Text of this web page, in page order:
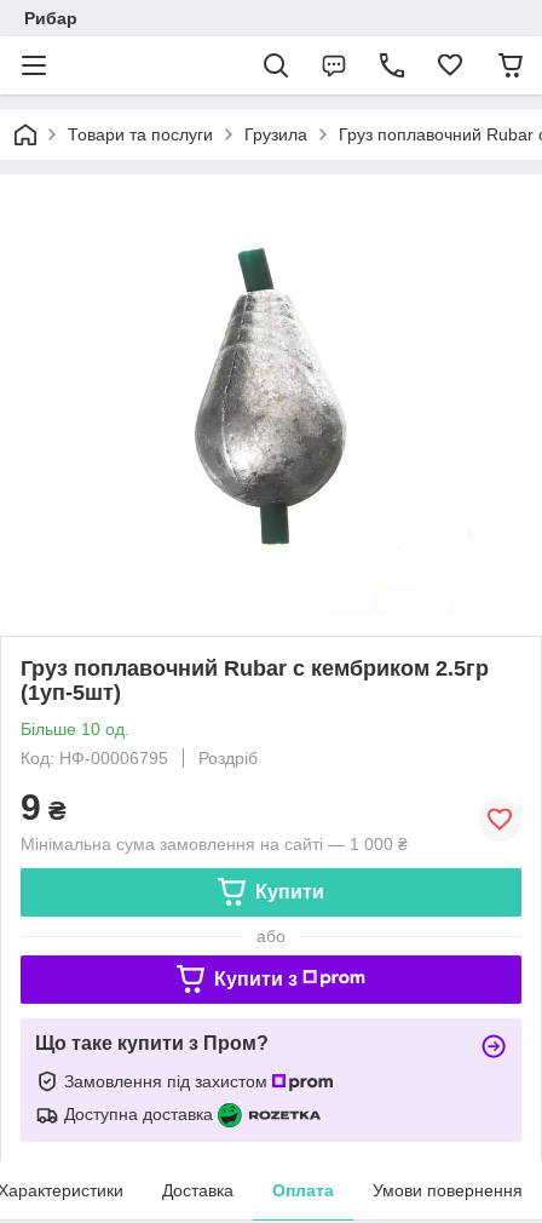
Рибар
Товари та послуги Грузила Груз поплавочний
Груз поплавочний Rubar с кембриком 2.5гр
(1уп-5шт)
Більше 10 од.
Код: НФ-00006795
Роздріб
9 ₴
Мінімальна сума замовлення на сайті — 1 000 ₴
Купити
або
Купити з
Що таке купити з Пром?
Замовлення під захистом
Доступна доставка
Доставка Оплата Умови повернення